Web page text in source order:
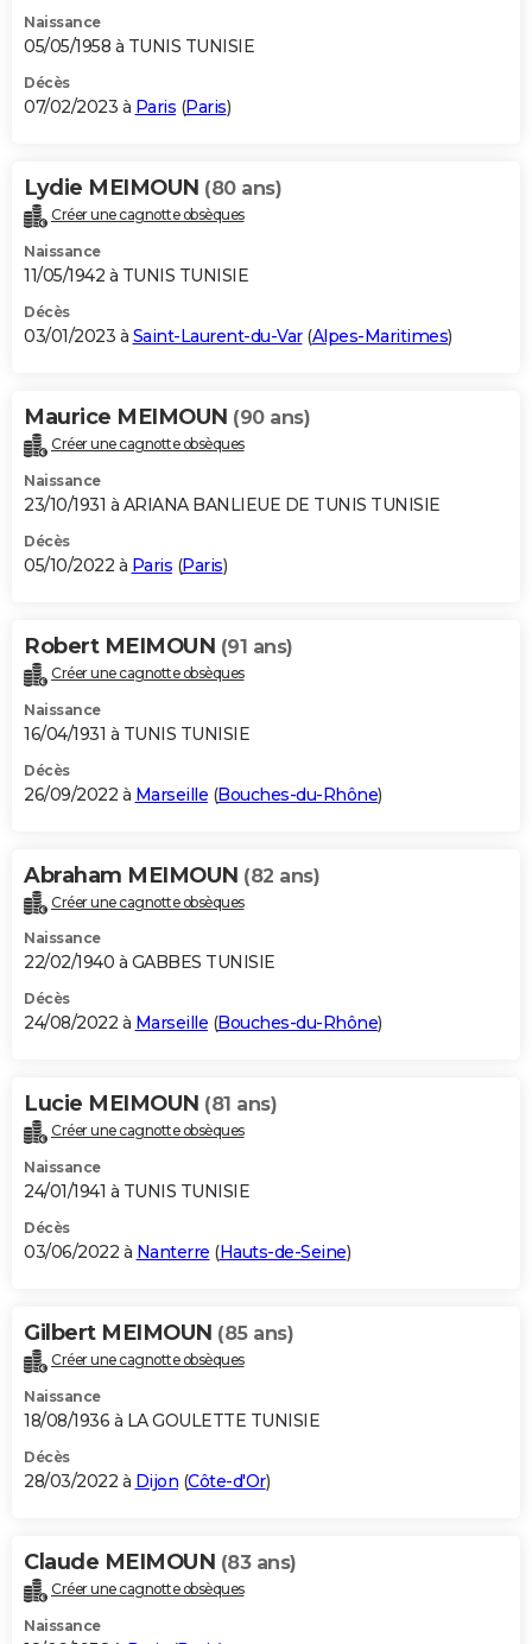
Naissance
05/05/1958 à TUNIS TUNISIE
Décès
07/02/2023 à Paris (Paris)
Lydie MEIMOUN (80 ans)
Créer une cagnotte obsèques
Naissance
11/05/1942 à TUNIS TUNISIE
Décès
03/01/2023 à Saint-Laurent-du-Var(Alpes-Maritimes)
Maurice MEIMOUN (90 ans)
Créer une cagnotte obsèques
Naissance
23/10/1931 à ARIANA BANLIEUE DE TUNIS TUNISIE
Décès
05/10/2022 à Paris (Paris)
Robert MEIMOUN (91 ans)
Créer une cagnotte obsèques
Naissance
16/04/1931 à TUNIS TUNISIE
Décès
26/09/2022 à Marseille (Bouches-du-Rhône)
Abraham MEIMOUN (82 ans)
Créer une cagnotte obsèques
Naissance
22/02/1940 à GABBES TUNISIE
Décès
24/08/2022 à Marseille (Bouches-du-Rhône)
Lucie MEIMOUN (81 ans)
Créer une cagnotte obsèques
Naissance
24/01/1941 à TUNIS TUNISIE
Décès
03/06/2022 à Nanterre (Hauts-de-Seine)
Gilbert MEIMOUN (85 ans)
Créer une cagnotte obsèques
Naissance
18/08/1936 à LA GOULETTE TUNISIE
Décès
28/03/2022 à Dijon (Côte-d'Or)
Claude MEIMOUN (83 ans)
Créer une cagnotte obsèques
Naissance